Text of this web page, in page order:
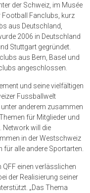
der Schweiz, im Musée
Football Fanclubs, kurz
aus Deutschland,
2006 in Deutschland
Stuttgart gegründet.
aus Bern, Basel und
angeschlossen.
und seine vielfältigen
Fussballwelt
anderem zusammen
für Mitglieder und
Network will die
in der Westschweiz
alle andere Sportarten.
einen verlässlichen
der Realisierung seiner
„Das Thema